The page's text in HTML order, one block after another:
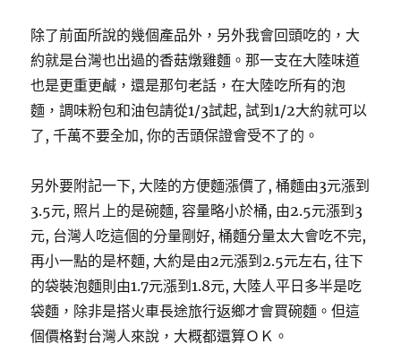
除了前面所說的幾個產品外，另外我會回頭吃的，大
約就是台灣也出過的香菇燉雞麵。那一支在大陸味道
也是更重更鹹，還是那句老話，在大陸吃所有的泡
麵，調味粉包和油包請從1/3試起, 試到1/2大約就可以
了, 千萬不要全加, 你的舌頭保證會受不了的。
另外要附記一下, 大陸的方便麵漲價了, 桶麵由3元漲到
3.5元, 照片上的是碗麵, 容量略小於桶, 由2.5元漲到3
元, 台灣人吃這個的分量剛好, 桶麵分量太大會吃不完,
再小一點的是杯麵, 大約是由2元漲到2.5元左右, 往下
的袋裝泡麵則由1.7元漲到1.8元, 大陸人平日多半是吃
袋麵，除非是搭火車長途旅行返鄉才會買碗麵。但這
個價格對台灣人來說，大概都還算ＯＫ。